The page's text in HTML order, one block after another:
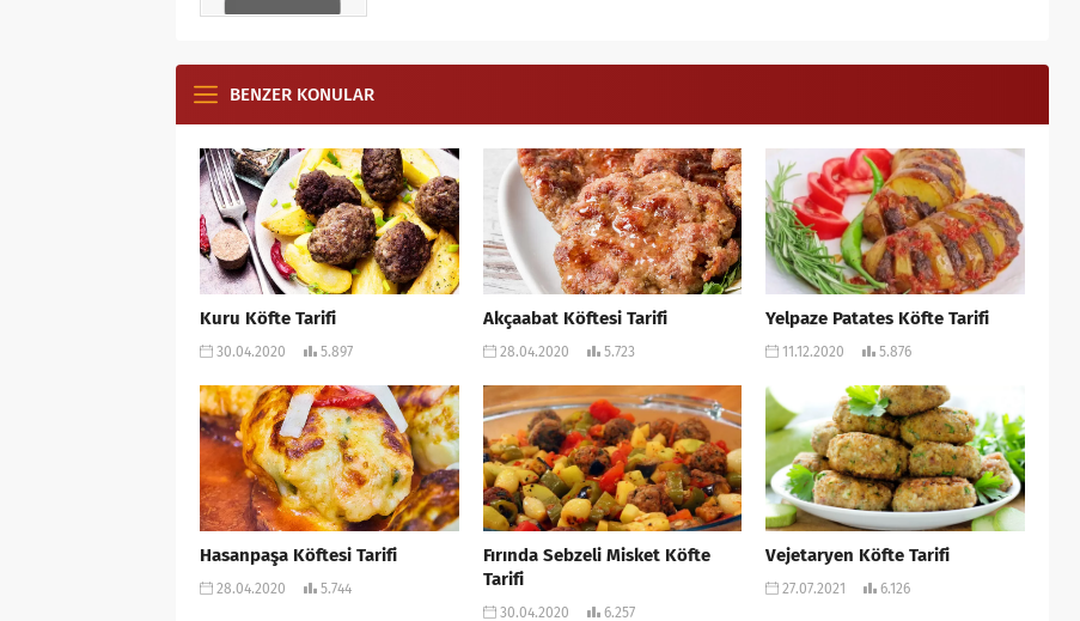
BENZER KONULAR
Kuru Köfte Tarifi
30.04.2020 5.897
Akçaabat Köftesi Tarifi
28.04.2020 5.723
Yelpaze Patates Köfte Tarifi
11.12.2020 5.876
Hasanpaşa Köftesi Tarifi
28.04.2020 5.744
Fırında Sebzeli Misket Köfte
Tarifi
30.04.2020 6.257
Vejetaryen Köfte Tarifi
27.07.2021 6.126